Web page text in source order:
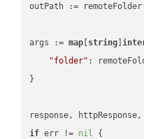
outPath :=
args := map string ]
"folder" :
}
if err != nil {